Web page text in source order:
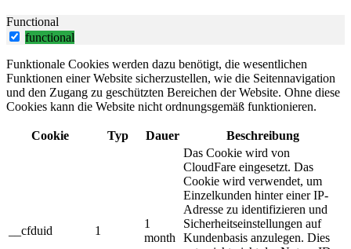
Functional
functional
Funktionale Cookies werden dazu benötigt, die wesentlichen
Funktionen einer Website sicherzustellen, wie die Seitennavigation
und den Zugang zu geschützten Bereichen der Website. Ohne diese
Cookies kann die Website nicht ordnungsgemäß funktionieren.
Cookie Typ Dauer Beschreibung
__cfduid 1
1
month
Das Cookie wird von
CloudFare eingesetzt. Das
Cookie wird verwendet, um
Einzelkunden hinter einer IP-
Adresse zu identifizieren und
Sicherheitseinstellungen auf
Kundenbasis anzulegen. Dies